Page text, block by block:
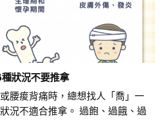
狀況不要推拿
腰痠背痛時，總想找人「喬」一
況不適合推拿。 過飽、過餓、過